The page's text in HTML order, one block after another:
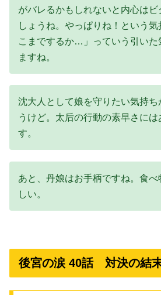
がバレるかもしれないと内心は
しょうね。やっぱりね！という
こまでするか…」っていう引いた
ますね。
沈大人として娘を守りたい気持ち
うけど。太后の行動の素早さには
す。
あと、丹娘はお手柄ですね。食
しい。
後宮の涙 40話 対決の結